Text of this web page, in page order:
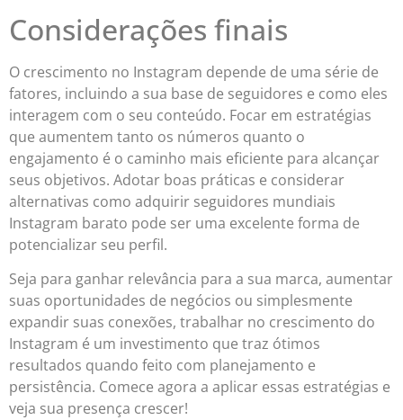
Considerações finais
O crescimento no Instagram depende de uma série de
fatores, incluindo a sua base de seguidores e como eles
interagem com o seu conteúdo. Focar em estratégias
que aumentem tanto os números quanto o
engajamento é o caminho mais eficiente para alcançar
seus objetivos. Adotar boas práticas e considerar
alternativas como adquirir seguidores mundiais
Instagram barato pode ser uma excelente forma de
potencializar seu perfil.
Seja para ganhar relevância para a sua marca, aumentar
suas oportunidades de negócios ou simplesmente
expandir suas conexões, trabalhar no crescimento do
Instagram é um investimento que traz ótimos
resultados quando feito com planejamento e
persistência. Comece agora a aplicar essas estratégias e
veja sua presença crescer!